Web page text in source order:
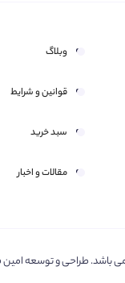
وبلاگ
قوانین و شرایط
سبد خرید
مقالات و اخبار
باشد. طراحی و توسعه